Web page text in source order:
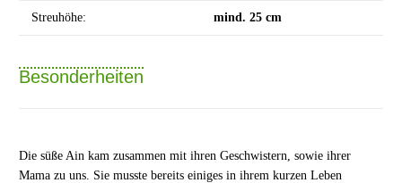
Streuhöhe: mind. 25 cm
Besonderheiten
Die süße Ain kam zusammen mit ihren Geschwistern, sowie ihrer
Mama zu uns. Sie musste bereits einiges in ihrem kurzen Leben